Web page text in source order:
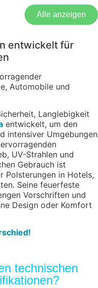
Alle anzeigen
entwickelt für
Automobile und
Langlebigkeit
entwickelt, um den
intensiver Umgebungen
UV-Strahlen und
Gebrauch ist
Polsterungen in Hotels,
Seine feuerfeste
Vorschriften und
Design oder Komfort
technischen